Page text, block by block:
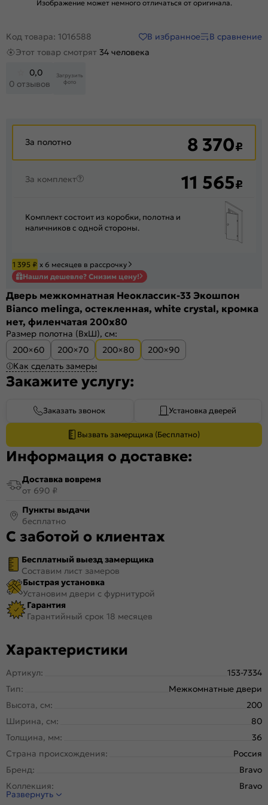
Изображение может немного отличаться от оригинала.
Код товара: 1016588 В избранное
В сравнение
Этот товар смотрят 34 человека
0,0
0 отзывов
Загрузить
фото
За полотно 8 370₽
За комплект 11 565₽
Комплект состоит из коробки, полотна и
наличников с одной стороны.
1 395 ₽ х 6 месяцев в рассрочку
Нашли дешевле? Снизим цену!
Дверь межкомнатная Неоклассик-33 Экошпон
Bianco melinga, остекленная, white сrystal, кромка
нет, филенчатая 200x80
Размер полотна (ВхШ), см:
200×60
200×70 200×80
200×90
Как сделать замеры
Закажите услугу:
Заказать звонок Установка дверей
Вызвать замерщика (Бесплатно)
Информация о доставке:
Доставка вовремя
от 690 ₽
Пункты выдачи
бесплатно
С заботой о клиентах
Бесплатный выезд замерщика
Составим лист замеров
Быстрая установка
Установим двери с фурнитурой
Гарантия
Гарантийный срок 18 месяцев
Характеристики
Артикул:
153-7334
Тип:
Межкомнатные двери
Высота, см:
200
Ширина, см:
80
Толщина, мм:
36
Страна происхождения:
Россия
Бренд:
Bravo
Коллекция:
Bravo
Стиль:
Развернуть